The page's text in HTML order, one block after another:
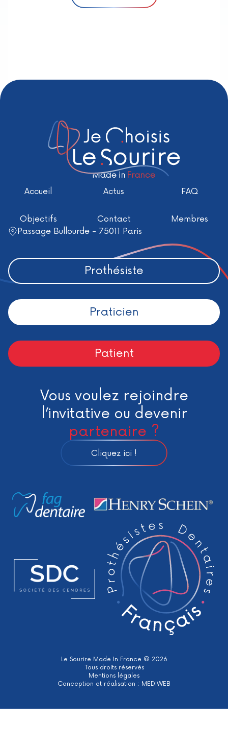
Accueil Actus FAQ
Objectifs Contact
Membres
Passage Bullourde - 75011 Paris
Prothésiste
Praticien
Patient
Vous voulez rejoindre
l’invitative ou devenir
partenaire ?
Cliquez ici !
Le Sourire Made In France © 2026
Tous droits réservés
Mentions légales
Conception et réalisation : MEDIWEB